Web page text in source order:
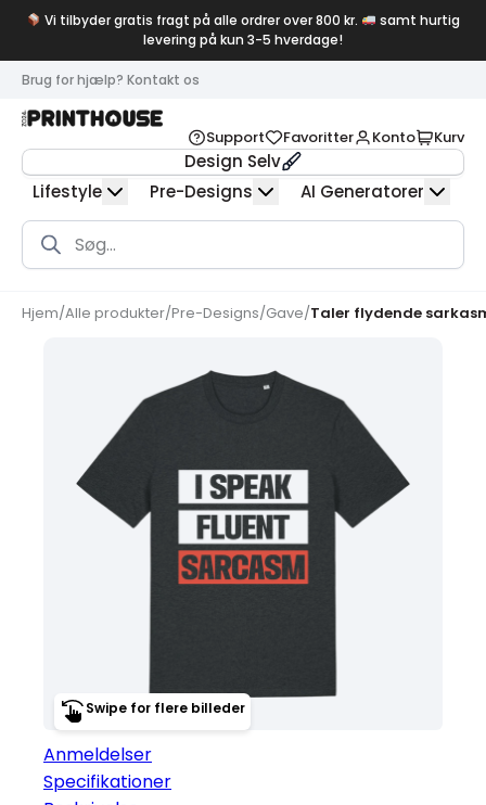
Vi tilbyder gratis fragt på alle ordrer over 800 kr.
samt hurtig
levering på kun 3-5 hverdage!
Brug for hjælp? Kontakt os
Support Favoritter Konto Kurv
Design Selv
Lifestyle
Pre-Designs AI Generatorer
Products
search
Hjem/Alle produkter/Pre-Designs/Gave/Taler flydende
Swipe for flere billeder
Anmeldelser
Specifikationer